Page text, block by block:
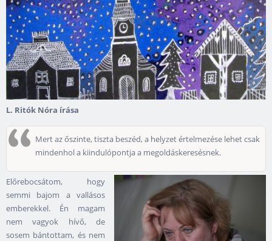
L. Ritók Nóra írása
Mert az őszinte, tiszta beszéd, a helyzet értelmezése lehet csak
mindenhol a kiindulópontja a megoldáskeresésnek.
Előrebocsátom, hogy
semmi bajom a vallásos
emberekkel. Én magam
nem vagyok hívő, de
sosem bántottam, és nem